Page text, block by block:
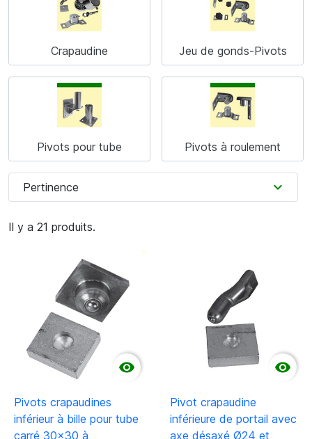
Crapaudine Jeu de gonds-Pivots
Pivots pour tube Pivots à roulement
Il y a 21 produits.
Pertinence expand_more

Pivots crapaudines
inférieur à bille pour tube
carré 30x30 à

Pivot crapaudine
inférieure de portail avec
axe désaxé Ø24 et